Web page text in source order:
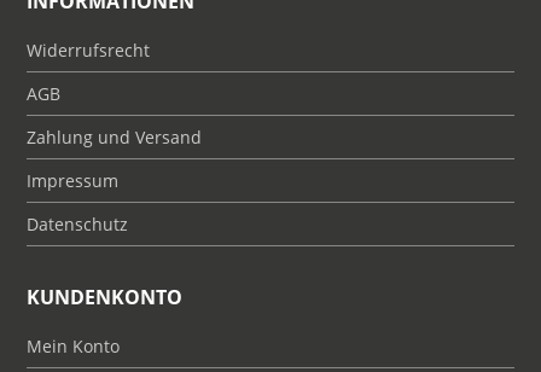
Widerrufsrecht
AGB
Zahlung und Versand
Impressum
Datenschutz
KUNDENKONTO
Mein Konto